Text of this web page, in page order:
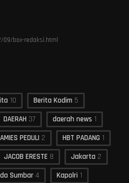
09/box-redaksi.html
10 Berita Kodim 5
DAERAH 37 daerah news 1
PEDULI 2 HBT PADANG 1
JACOB ERESTE 8 Jakarta 2
Sumbar 4 Kapolri 1